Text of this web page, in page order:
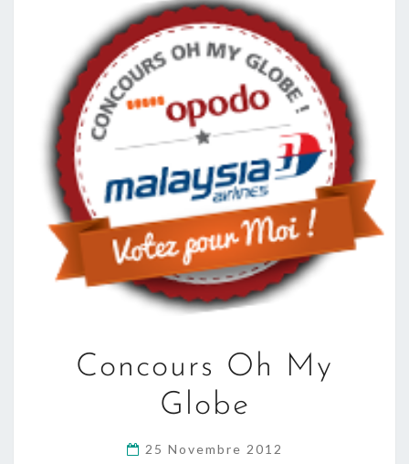
OH
MY
GLOBE
Concours Oh My
Globe
25 Novembre 2012